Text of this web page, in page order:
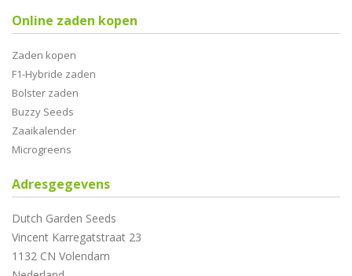
Online zaden kopen
Zaden kopen
F1-Hybride zaden
Bolster zaden
Buzzy Seeds
Zaaikalender
Microgreens
Adresgegevens
Dutch Garden Seeds
Vincent Karregatstraat 23
1132 CN Volendam